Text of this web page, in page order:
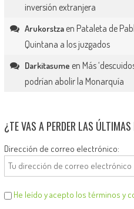
inversión extranjera
Arukorstzaen Pataleta de
Quintana a los juzgados
Darkitasume en Más
podrían abolir la Monarquía
¿TE VAS A PERDER LAS
Dirección de correo electrónico:
He leído y acepto los términos y